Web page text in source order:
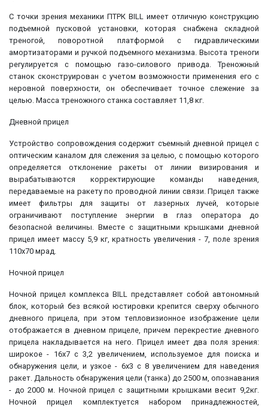
С точки зрения механики ПТРК BILL имеет отличную конструкцию
подъемной пусковой установки, которая снабжена складной
треногой, поворотной платформой с гидравлическими
амортизаторами и ручкой подъемного механизма. Высота треноги
регулируется с помощью газо-силового привода. Треножный
станок сконструирован с учетом возможности применения его с
неровной поверхности, он обеспечивает точное слежение за
целью. Масса треножного станка составляет 11,8 кг.
Дневной прицел
Устройство сопровождения содержит съемный дневной прицел с
оптическим каналом для слежения за целью, с помощью которого
определяется отклонение ракеты от линии визирования и
вырабатываются корректирующие команды наведения,
передаваемые на ракету по проводной линии связи. Прицел также
имеет фильтры для защиты от лазерных лучей, которые
ограничивают поступление энергии в глаз оператора до
безопасной величины. Вместе с защитными крышками дневной
прицел имеет массу 5,9 кг, кратность увеличения - 7, поле зрения
110х70 мрад.
Ночной прицел
Ночной прицел комплекса BILL представляет собой автономный
блок, который без всякой юстировки крепится сверху обычного
дневного прицела, при этом тепловизионное изображение цели
отображается в дневном прицеле, причем перекрестие дневного
прицела накладывается на него. Прицел имеет два поля зрения:
широкое - 16х7 с 3,2 увеличением, используемое для поиска и
обнаружения цели, и узкое - 6х3 с 8 увеличением для наведения
ракет. Дальность обнаружения цели (танка) до 2500 м, опознавания
- до 2000 м. Ночной прицел с защитными крышками весит 9,2кг.
Ночной прицел комплектуется набором принадлежностей,